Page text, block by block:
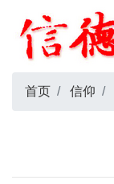
首页 信仰